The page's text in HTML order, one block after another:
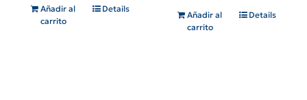
Añadir al
carrito
Details
Añadir al
carrito
Details